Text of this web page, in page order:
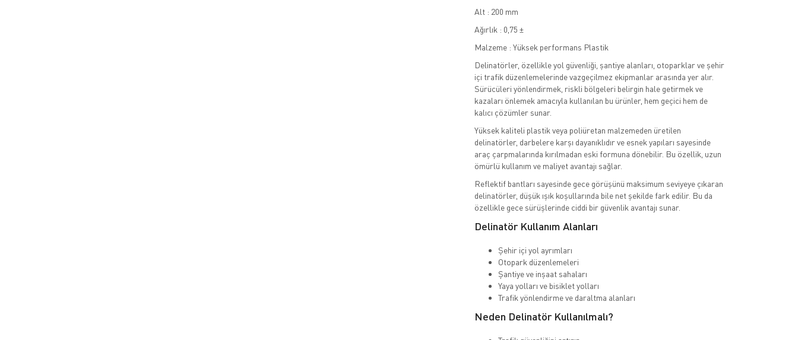
Alt : 200 mm
Ağırlık : 0,75 ±
Malzeme : Yüksek performans Plastik
Delinatörler, özellikle yol güvenliği, şantiye alanları, otoparklar ve şehir
içi trafik düzenlemelerinde vazgeçilmez ekipmanlar arasında yer alır.
Sürücüleri yönlendirmek, riskli bölgeleri belirgin hale getirmek ve
kazaları önlemek amacıyla kullanılan bu ürünler, hem geçici hem de
kalıcı çözümler sunar.
Yüksek kaliteli plastik veya poliüretan malzemeden üretilen
delinatörler, darbelere karşı dayanıklıdır ve esnek yapıları sayesinde
araç çarpmalarında kırılmadan eski formuna dönebilir. Bu özellik, uzun
ömürlü kullanım ve maliyet avantajı sağlar.
Reflektif bantları sayesinde gece görüşünü maksimum seviyeye çıkaran
delinatörler, düşük ışık koşullarında bile net şekilde fark edilir. Bu da
özellikle gece sürüşlerinde ciddi bir güvenlik avantajı sunar.
Delinatör Kullanım Alanları
Şehir içi yol ayrımları
Otopark düzenlemeleri
Şantiye ve inşaat sahaları
Yaya yolları ve bisiklet yolları
Trafik yönlendirme ve daraltma alanları
Neden Delinatör Kullanılmalı?